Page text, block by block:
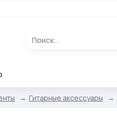
Гитарные аксессуары